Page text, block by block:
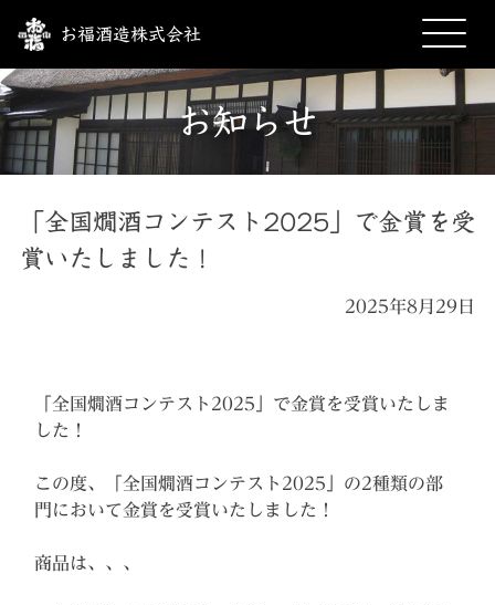
お福酒造株式会社
お知らせ
「全国燗酒コンテスト2025」で金賞を受
賞いたしました！
2025年8月29日
「全国燗酒コンテスト2025」で金賞を受賞いたしま
した！
この度、「全国燗酒コンテスト2025」の2種類の部
門において金賞を受賞いたしました！
商品は、、、